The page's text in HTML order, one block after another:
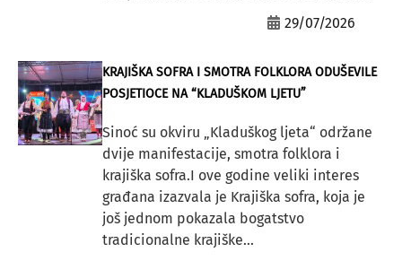
29/07/2026
KRAJIŠKA SOFRA I SMOTRA FOLKLORA ODUŠEVILE
POSJETIOCE NA “KLADUŠKOM LJETU”
Sinoć su okviru „Kladuškog ljeta“ održane
dvije manifestacije, smotra folklora i
krajiška sofra.I ove godine veliki interes
građana izazvala je Krajiška sofra, koja je
još jednom pokazala bogatstvo
tradicionalne krajiške...